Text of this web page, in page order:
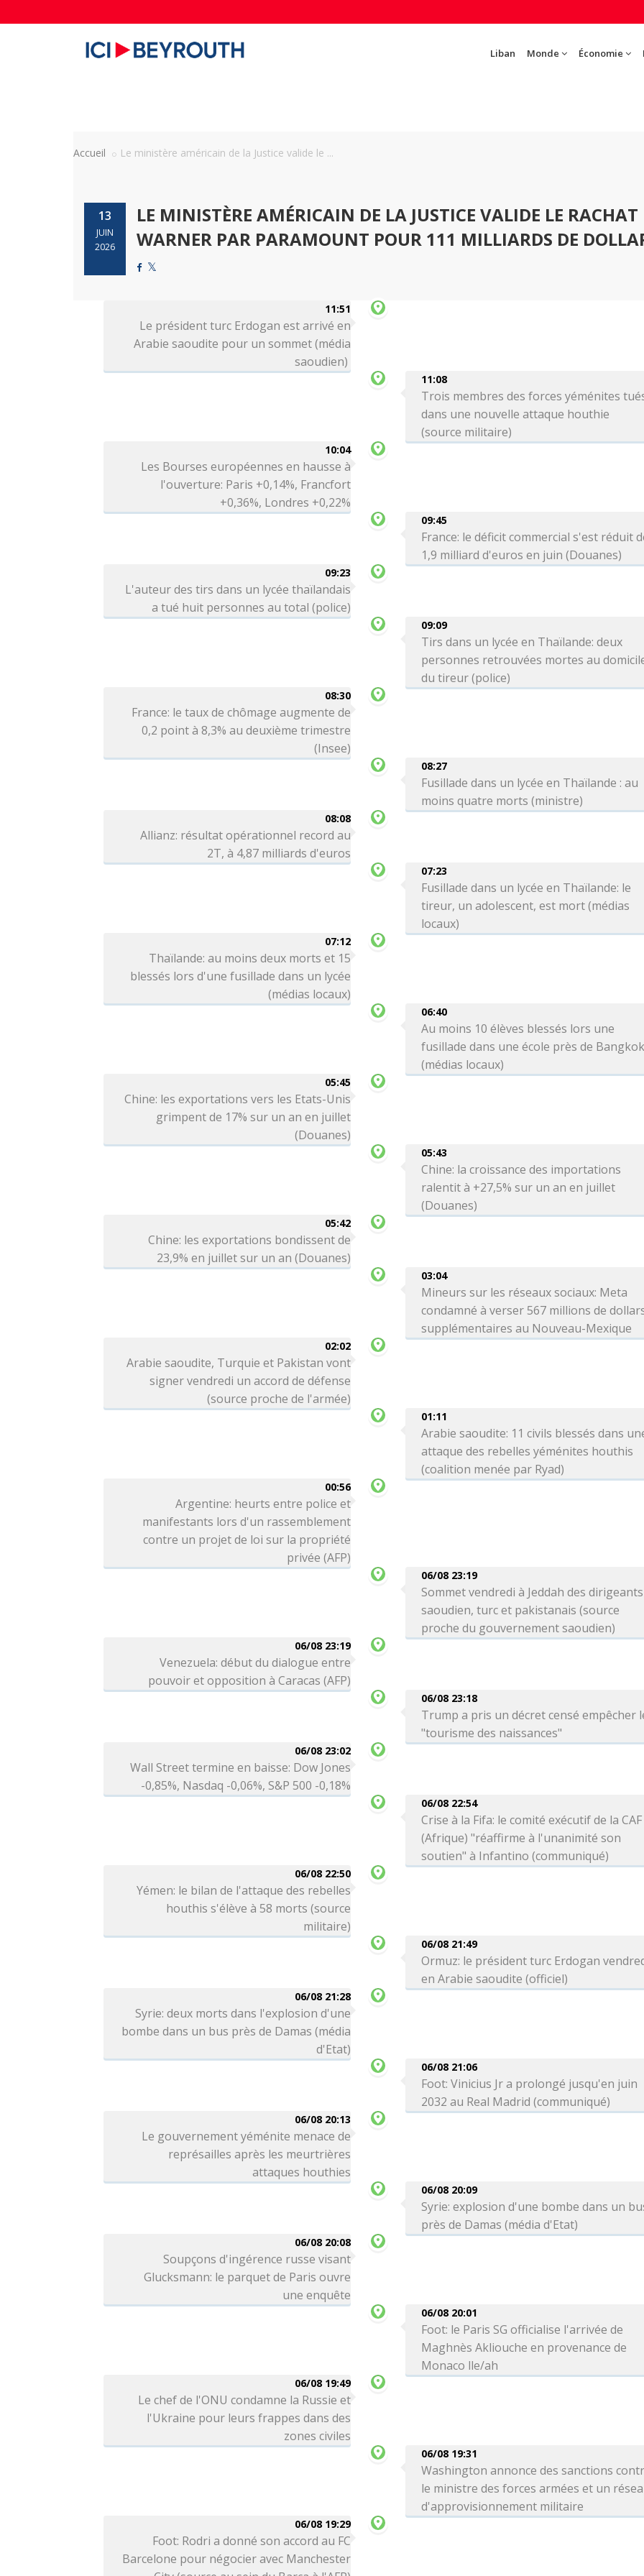
Liban Monde Économie
Accueil Le ministère américain de la Justice valide le ...
13
JUIN
2026
LE MINISTÈRE AMÉRICAIN DE LA JUSTICE VALIDE LE RACHAT
WARNER PAR PARAMOUNT POUR 111 MILLIARDS DE
11:51
Le président turc Erdogan est arrivé en
Arabie saoudite pour un sommet (média
saoudien)
11:08
Trois membres des forces yéménites
dans une nouvelle attaque houthie
(source militaire)
10:04
Les Bourses européennes en hausse à
l'ouverture: Paris +0,14%, Francfort
+0,36%, Londres +0,22%
09:45
France: le déficit commercial s'est réduit
1,9 milliard d'euros en juin (Douanes)
09:23
L'auteur des tirs dans un lycée thaïlandais
a tué huit personnes au total (police)
09:09
Tirs dans un lycée en Thaïlande: deux
personnes retrouvées mortes au
du tireur (police)
08:30
France: le taux de chômage augmente de
0,2 point à 8,3% au deuxième trimestre
(Insee)
08:27
Fusillade dans un lycée en Thaïlande : au
moins quatre morts (ministre)
08:08
Allianz: résultat opérationnel record au
2T, à 4,87 milliards d'euros
07:23
Fusillade dans un lycée en Thaïlande: le
tireur, un adolescent, est mort (médias
locaux)
07:12
Thaïlande: au moins deux morts et 15
blessés lors d'une fusillade dans un lycée
(médias locaux)
06:40
Au moins 10 élèves blessés lors une
fusillade dans une école près de
(médias locaux)
05:45
Chine: les exportations vers les Etats-Unis
grimpent de 17% sur un an en juillet
(Douanes)
05:43
Chine: la croissance des importations
ralentit à +27,5% sur un an en juillet
(Douanes)
05:42
Chine: les exportations bondissent de
23,9% en juillet sur un an (Douanes)
03:04
Mineurs sur les réseaux sociaux: Meta
condamné à verser 567 millions de
supplémentaires au Nouveau-Mexique
02:02
Arabie saoudite, Turquie et Pakistan vont
signer vendredi un accord de défense
(source proche de l'armée)
01:11
Arabie saoudite: 11 civils blessés dans
attaque des rebelles yéménites houthis
(coalition menée par Ryad)
00:56
Argentine: heurts entre police et
manifestants lors d'un rassemblement
contre un projet de loi sur la propriété
privée (AFP)
06/08 23:19
Sommet vendredi à Jeddah des dirigeants
saoudien, turc et pakistanais (source
proche du gouvernement saoudien)
06/08 23:19
Venezuela: début du dialogue entre
pouvoir et opposition à Caracas (AFP)
06/08 23:18
Trump a pris un décret censé empêcher
"tourisme des naissances"
06/08 23:02
Wall Street termine en baisse: Dow Jones
-0,85%, Nasdaq -0,06%, S&P 500 -0,18%
06/08 22:54
Crise à la Fifa: le comité exécutif de la CAF
(Afrique) "réaffirme à l'unanimité son
soutien" à Infantino (communiqué)
06/08 22:50
Yémen: le bilan de l'attaque des rebelles
houthis s'élève à 58 morts (source
militaire)
06/08 21:49
Ormuz: le président turc Erdogan
en Arabie saoudite (officiel)
06/08 21:28
Syrie: deux morts dans l'explosion d'une
bombe dans un bus près de Damas (média
d'Etat)
06/08 21:06
Foot: Vinicius Jr a prolongé jusqu'en juin
2032 au Real Madrid (communiqué)
06/08 20:13
Le gouvernement yéménite menace de
représailles après les meurtrières
attaques houthies
06/08 20:09
Syrie: explosion d'une bombe dans un
près de Damas (média d'Etat)
06/08 20:08
Soupçons d'ingérence russe visant
Glucksmann: le parquet de Paris ouvre
une enquête
06/08 20:01
Foot: le Paris SG officialise l'arrivée de
Maghnès Akliouche en provenance de
Monaco lle/ah
06/08 19:49
Le chef de l'ONU condamne la Russie et
l'Ukraine pour leurs frappes dans des
zones civiles
06/08 19:31
Washington annonce des sanctions
le ministre des forces armées et un
d'approvisionnement militaire
06/08 19:29
Foot: Rodri a donné son accord au FC
Barcelone pour négocier avec Manchester